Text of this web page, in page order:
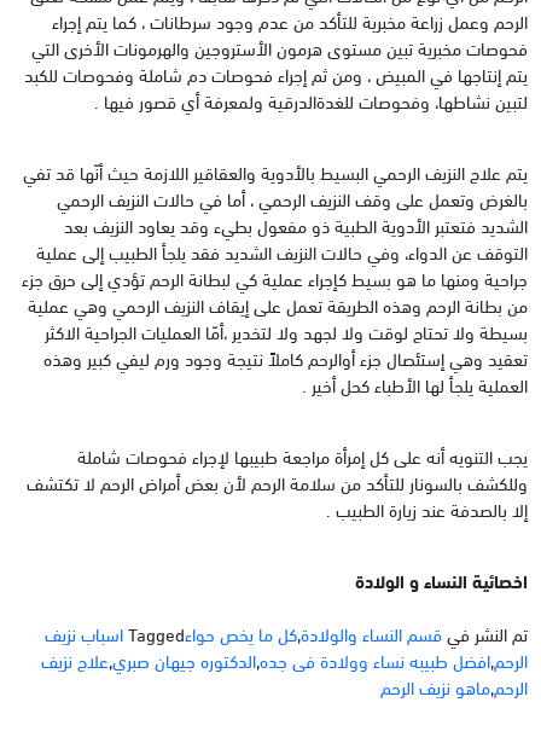
الرحم وعمل زراعة مخبرية للتأكد من عدم وجود سرطانات ، كما يتم إجراء
فحوصات مخبرية تبين مستوى هرمون الأستروجين والهرمونات الأخرى التي
يتم إنتاجها في المبيض ، ومن ثم إجراء فحوصات دم شاملة وفحوصات للكبد
لتبين نشاطها، وفحوصات للغدةالدرقية ولمعرفة أي قصور فيها .
يتم علاج النزيف الرحمي البسيط بالأدوية والعقاقير اللازمة حيث أنّها قد تفي
بالغرض وتعمل على وقف النزيف الرحمي ، أما في حالات النزيف الرحمي
الشديد فتعتبر الأدوية الطبية ذو مفعول بطيء وقد يعاود النزيف بعد
التوقف عن الدواء، وفي حالات النزيف الشديد فقد يلجأ الطبيب إلى عملية
جراحية ومنها ما هو بسيط كإجراء عملية كي لبطانة الرحم تؤدي إلى حرق جزء
من بطانة الرحم وهذه الطريقة تعمل على إيقاف النزيف الرحمي وهي عملية
بسيطة ولا تحتاج لوقت ولا لجهد ولا لتخدير ،أمّا العمليات الجراحية الاكثر
تعقيد وهي إستئصال جزء أوالرحم كاملاً نتيجة وجود ورم ليفي كبير وهذه
العملية يلجأ لها الأطباء كحل أخير .
يجب التنويه أنه على كل إمرأة مراجعة طبيبها لإجراء فحوصات شاملة
وللكشف بالسونار للتأكد من سلامة الرحم لأن بعض أمراض الرحم لا تكتشف
إلا بالصدفة عند زيارة الطبيب .
اخصائية النساء و الولادة
تم النشر فيقسم النساء والولادة,كل ما يخص حواءTaggedاسباب نزيف
الرحم,افضل طبيبه نساء وولادة فى جده,الدكتوره جيهان صبري,علاج نزيف
الرحم,ماهو نزيف الرحم